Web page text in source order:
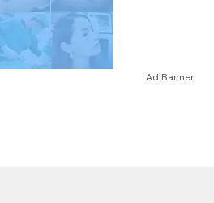
Ad Banner